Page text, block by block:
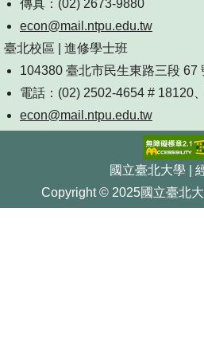
傳真：(02) 2673-9880
econ@mail.ntpu.edu.tw
臺北校區 | 進修學士班
104380 臺北市民生東路三段 67
電話：(02) 2502-4654 # 18120
econ@mail.ntpu.edu.tw
國立臺北大學 |
Copyright © 2025國立臺北